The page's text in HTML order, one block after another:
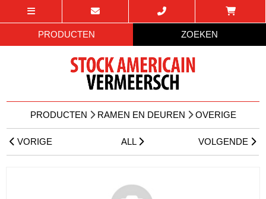
PRODUCTEN ZOEKEN
PRODUCTEN RAMEN EN DEUREN OVERIGE
VORIGE ALL VOLGENDE